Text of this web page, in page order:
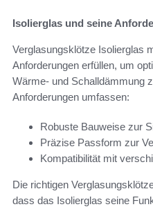
Isolierglas und seine
Verglasungsklötze Isolierglas
Anforderungen erfüllen, um
Wärme- und Schalldämmung
Anforderungen umfassen:
Robuste Bauweise zur
Präzise Passform zur
Kompatibilität mit
Die richtigen
dass das Isolierglas seine